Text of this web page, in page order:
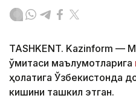
TASHKENT. Kazinform —
қўмитаси маълумотларига
ҳолатига Ўзбекистонда
кишини ташкил этган.